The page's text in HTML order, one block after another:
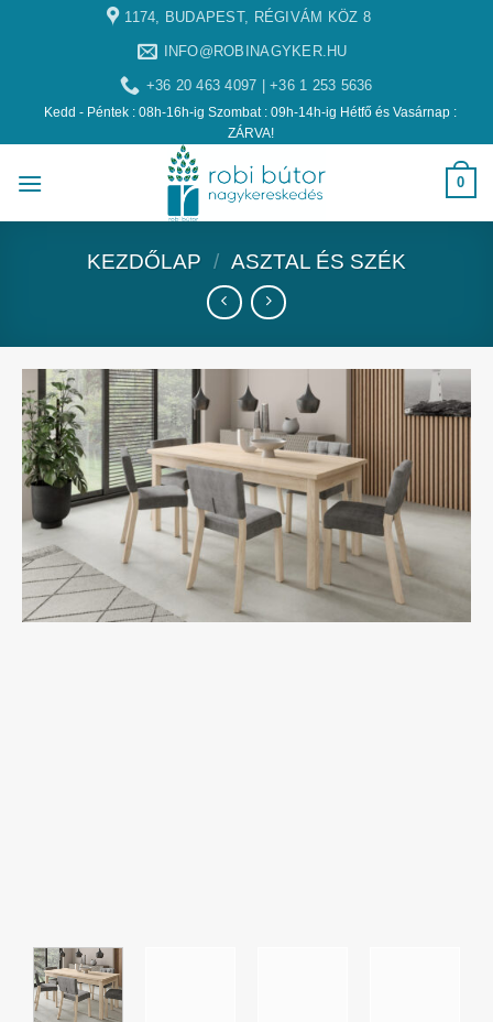
1174, BUDAPEST, RÉGIVÁM KÖZ 8
INFO@ROBINAGYKER.HU
+36 20 463 4097 | +36 1 253 5636
Kedd - Péntek : 08h-16h-ig Szombat : 09h-14h-ig Hétfő és Vasárnap :
ZÁRVA!
0
KEZDŐLAP / ASZTAL ÉS SZÉK